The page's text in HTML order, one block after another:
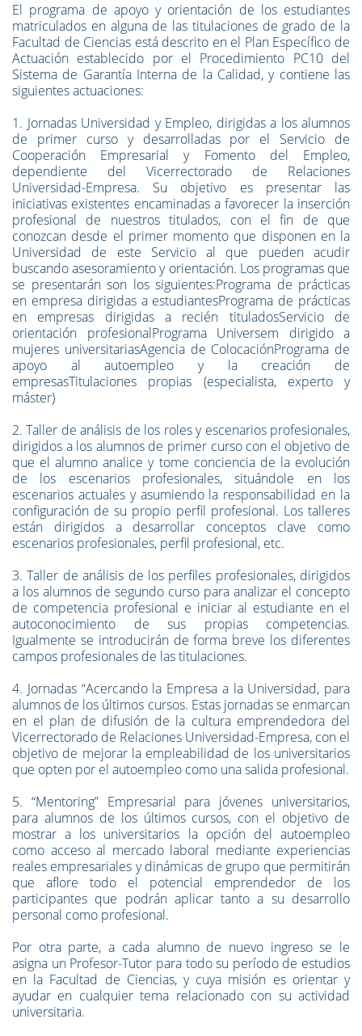
El programa de apoyo y orientación de los estudiantes
matriculados en alguna de las titulaciones de grado de la
Facultad de Ciencias está descrito en el Plan Específico de
Actuación establecido por el Procedimiento PC10 del
Sistema de Garantía Interna de la Calidad, y contiene las
siguientes actuaciones:
1. Jornadas Universidad y Empleo, dirigidas a los alumnos
de primer curso y desarrolladas por el Servicio de
Cooperación Empresarial y Fomento del Empleo,
dependiente del Vicerrectorado de Relaciones
Universidad-Empresa. Su objetivo es presentar las
iniciativas existentes encaminadas a favorecer la inserción
profesional de nuestros titulados, con el fin de que
conozcan desde el primer momento que disponen en la
Universidad de este Servicio al que pueden acudir
buscando asesoramiento y orientación. Los programas que
se presentarán son los siguientes:Programa de prácticas
en empresa dirigidas a estudiantesPrograma de prácticas
en empresas dirigidas a recién tituladosServicio de
orientación profesionalPrograma Universem dirigido a
mujeres universitariasAgencia de ColocaciónPrograma de
apoyo al autoempleo y la creación de
empresasTitulaciones propias (especialista, experto y
máster)
2. Taller de análisis de los roles y escenarios profesionales,
dirigidos a los alumnos de primer curso con el objetivo de
que el alumno analice y tome conciencia de la evolución
de los escenarios profesionales, situándole en los
escenarios actuales y asumiendo la responsabilidad en la
configuración de su propio perfil profesional. Los talleres
están dirigidos a desarrollar conceptos clave como
escenarios profesionales, perfil profesional, etc.
3. Taller de análisis de los perfiles profesionales, dirigidos
a los alumnos de segundo curso para analizar el concepto
de competencia profesional e iniciar al estudiante en el
autoconocimiento de sus propias competencias.
Igualmente se introducirán de forma breve los diferentes
campos profesionales de las titulaciones.
4. Jornadas “Acercando la Empresa a la Universidad, para
alumnos de los últimos cursos. Estas jornadas se enmarcan
en el plan de difusión de la cultura emprendedora del
Vicerrectorado de Relaciones Universidad-Empresa, con el
objetivo de mejorar la empleabilidad de los universitarios
que opten por el autoempleo como una salida profesional.
5. “Mentoring” Empresarial para jóvenes universitarios,
para alumnos de los últimos cursos, con el objetivo de
mostrar a los universitarios la opción del autoempleo
como acceso al mercado laboral mediante experiencias
reales empresariales y dinámicas de grupo que permitirán
que aflore todo el potencial emprendedor de los
participantes que podrán aplicar tanto a su desarrollo
personal como profesional.
Por otra parte, a cada alumno de nuevo ingreso se le
asigna un Profesor-Tutor para todo su período de estudios
en la Facultad de Ciencias, y cuya misión es orientar y
ayudar en cualquier tema relacionado con su actividad
universitaria.